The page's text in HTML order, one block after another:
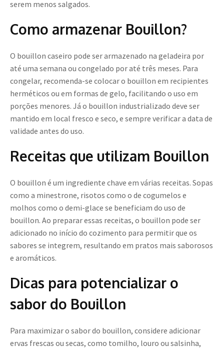
serem menos salgados.
Como armazenar Bouillon?
O bouillon caseiro pode ser armazenado na geladeira por
até uma semana ou congelado por até três meses. Para
congelar, recomenda-se colocar o bouillon em recipientes
herméticos ou em formas de gelo, facilitando o uso em
porções menores. Já o bouillon industrializado deve ser
mantido em local fresco e seco, e sempre verificar a data de
validade antes do uso.
Receitas que utilizam Bouillon
O bouillon é um ingrediente chave em várias receitas. Sopas
como a minestrone, risotos como o de cogumelos e
molhos como o demi-glace se beneficiam do uso de
bouillon. Ao preparar essas receitas, o bouillon pode ser
adicionado no início do cozimento para permitir que os
sabores se integrem, resultando em pratos mais saborosos
e aromáticos.
Dicas para potencializar o
sabor do Bouillon
Para maximizar o sabor do bouillon, considere adicionar
ervas frescas ou secas, como tomilho, louro ou salsinha,